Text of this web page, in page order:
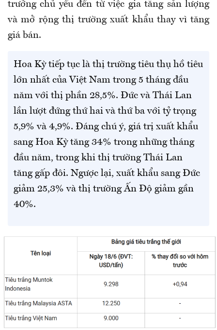
trưởng chủ yếu đến từ việc gia tăng sản lượng
và mở rộng thị trường xuất khẩu thay vì tăng
giá bán.
Hoa Kỳ tiếp tục là thị trường tiêu thụ hồ tiêu
lớn nhất của Việt Nam trong 5 tháng đầu
năm với thị phần 28,5%. Đức và Thái Lan
lần lượt đứng thứ hai và thứ ba với tỷ trọng
5,9% và 4,9%. Đáng chú ý, giá trị xuất khẩu
sang Hoa Kỳ tăng 34% trong những tháng
đầu năm, trong khi thị trường Thái Lan
tăng gấp đôi. Ngược lại, xuất khẩu sang Đức
giảm 25,3% và thị trường Ấn Độ giảm gần
40%.